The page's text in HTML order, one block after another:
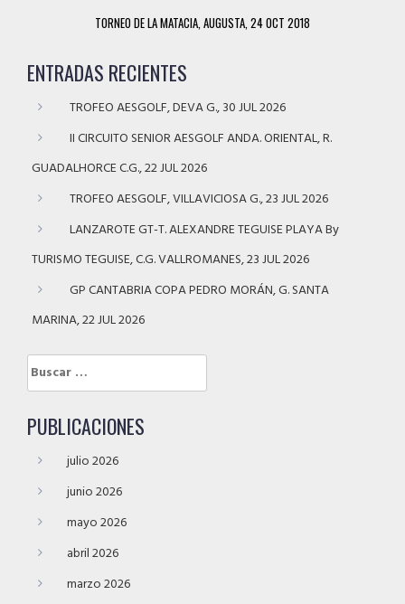
TORNEO DE LA MATACIA, AUGUSTA, 24 OCT 2018
ENTRADAS RECIENTES
TROFEO AESGOLF, DEVA G., 30 JUL 2026
II CIRCUITO SENIOR AESGOLF ANDA. ORIENTAL, R.
GUADALHORCE C.G., 22 JUL 2026
TROFEO AESGOLF, VILLAVICIOSA G., 23 JUL 2026
LANZAROTE GT-T. ALEXANDRE TEGUISE PLAYA By
TURISMO TEGUISE, C.G. VALLROMANES, 23 JUL 2026
GP CANTABRIA COPA PEDRO MORÁN, G. SANTA
MARINA, 22 JUL 2026
Buscar:
PUBLICACIONES
julio 2026
junio 2026
mayo 2026
abril 2026
marzo 2026